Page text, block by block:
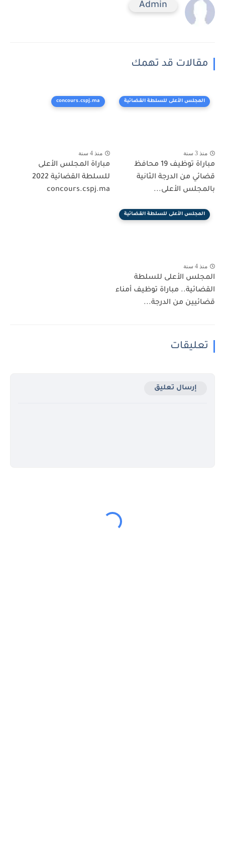
Admin
مقالات قد تهمك
المجلس الأعلى للسلطة القضائية
منذ 3 سنة
مباراة توظيف 19 محافظ
قضائي من الدرجة الثانية
بالمجلس الأعلى...
concours.cspj.ma
منذ 4 سنة
مباراة المجلس الأعلى
للسلطة القضائية 2022
concours.cspj.ma
المجلس الأعلى للسلطة القضائية
منذ 4 سنة
المجلس الأعلى للسلطة
القضائية.. مباراة توظيف أمناء
قضائيين من الدرجة...
تعليقات
إرسال تعليق